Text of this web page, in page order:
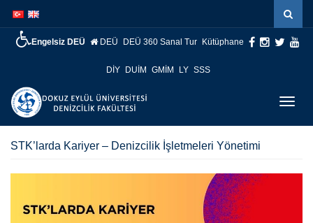
atla
atla
Engelsiz DEÜ DEÜ DEÜ 360 Sanal Tur Kütüphane
DİY DUİM GMİM LY SSS
STK’larda Kariyer – Denizcilik İşletmeleri Yönetimi